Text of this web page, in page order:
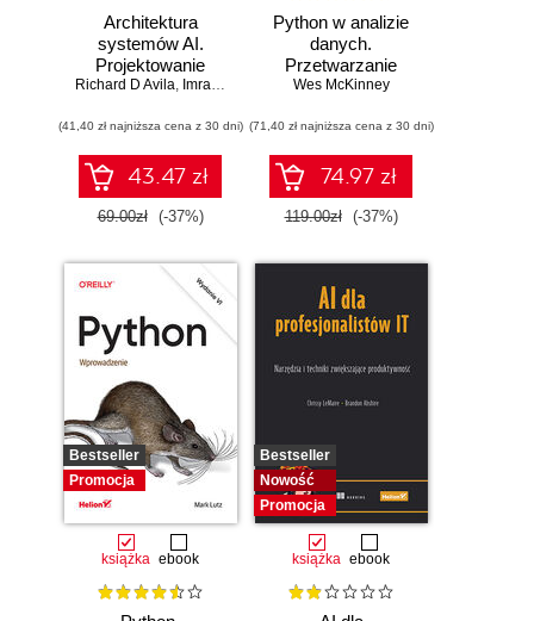
Architektura
systemów AI.
Projektowanie
skalowalnego i
oprogramowania
Richard D Avila, Imran Ahmad
(41,40 zł najniższa cena z 30 dni)
43.47 zł
69.00zł (-37%)
Python w analizie
danych.
Przetwarzanie
danych za pomocą
NumPy oraz
środowiska
Jupyter. Wydanie
III
Wes McKinney
(71,40 zł najniższa cena z 30 dni)
74.97 zł
119.00zł (-37%)
Bestseller
Promocja
książka ebook
Bestseller
Nowość
Promocja
książka ebook